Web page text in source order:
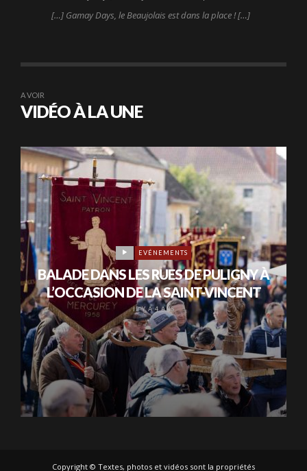
[…] Gamay Days, le Beaujolais est dans la place ! […]
A VOIR
VIDÉO À LA UNE
EVÉNEMENTS
BALADE DANS LES RUES DE PULIGNY À
L’OCCASION DE LA SAINT-VINCENT
IL Y A 4 ANS
Copyright © Textes, photos et vidéos sont la propriétés